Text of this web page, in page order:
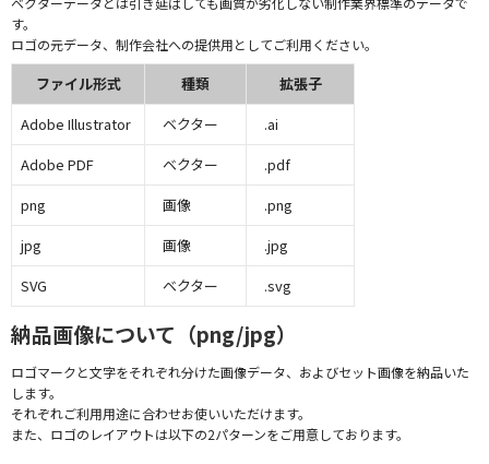
す。
ロゴの元データ、制作会社への提供用としてご利用ください。
ファイル形式 種類
拡張子
Adobe Illustrator
ベクター
.ai
Adobe PDF
ベクター
.pdf
png
画像
.png
jpg
画像
.jpg
SVG
ベクター .svg
納品画像について（png/jpg）
ロゴマークと文字をそれぞれ分けた画像データ、およびセット画像を納品いた
します。
それぞれご利用用途に合わせお使いいただけます。
また、ロゴのレイアウトは以下の2パターンをご用意しております。